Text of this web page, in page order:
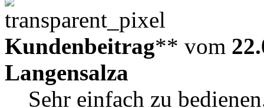
Kundenbeitrag** vom
Langensalza
Sehr einfach zu